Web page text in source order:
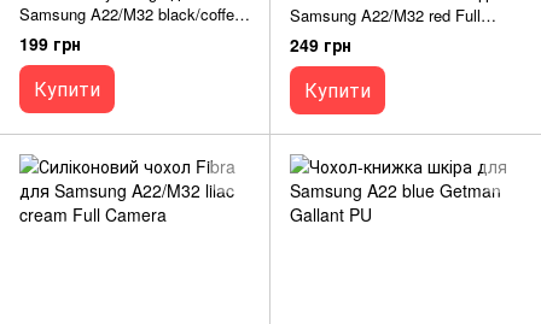
Samsung A22/M32 black/coffee
Full Camera
199 грн
Купити
Samsung A22/M32 red Full
Camera
249 грн
Купити